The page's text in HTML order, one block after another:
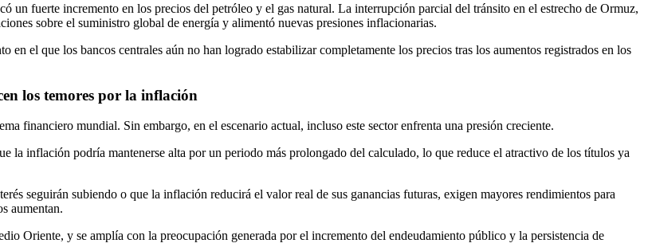
un fuerte incremento en los precios del petróleo y el gas natural. La interrupción parcial del tránsito en el estrecho de Ormuz,
sobre el suministro global de energía y alimentó nuevas presiones inflacionarias.
el que los bancos centrales aún no han logrado estabilizar completamente los precios tras los aumentos registrados en los
los temores por la inflación
financiero mundial. Sin embargo, en el escenario actual, incluso este sector enfrenta una presión creciente.
la inflación podría mantenerse alta por un periodo más prolongado del calculado, lo que reduce el atractivo de los títulos ya
seguirán subiendo o que la inflación reducirá el valor real de sus ganancias futuras, exigen mayores rendimientos para
aumentan.
Oriente, y se amplía con la preocupación generada por el incremento del endeudamiento público y la persistencia de